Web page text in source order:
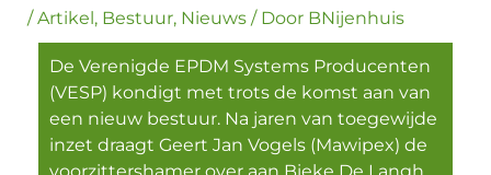
/Artikel, Bestuur, Nieuws/ Door BNijenhuis
De Verenigde EPDM Systems Producenten
(VESP) kondigt met trots de komst aan van
een nieuw bestuur. Na jaren van toegewijde
inzet draagt Geert Jan Vogels (Mawipex) de